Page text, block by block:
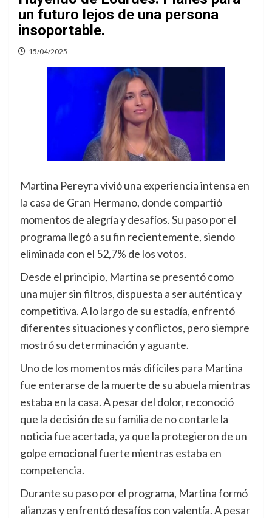
un futuro lejos de una persona
insoportable.
15/04/2025
Martina Pereyra vivió una experiencia intensa en
la casa de Gran Hermano, donde compartió
momentos de alegría y desafíos. Su paso por el
programa llegó a su fin recientemente, siendo
eliminada con el 52,7% de los votos.
Desde el principio, Martina se presentó como
una mujer sin filtros, dispuesta a ser auténtica y
competitiva. A lo largo de su estadía, enfrentó
diferentes situaciones y conflictos, pero siempre
mostró su determinación y aguante.
Uno de los momentos más difíciles para Martina
fue enterarse de la muerte de su abuela mientras
estaba en la casa. A pesar del dolor, reconoció
que la decisión de su familia de no contarle la
noticia fue acertada, ya que la protegieron de un
golpe emocional fuerte mientras estaba en
competencia.
Durante su paso por el programa, Martina formó
alianzas y enfrentó desafíos con valentía. A pesar